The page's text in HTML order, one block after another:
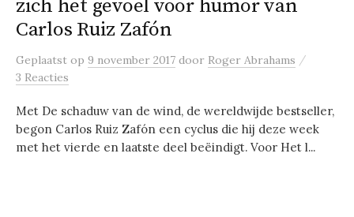
zich het gevoel voor humor van
Carlos Ruiz Zafón
Geplaatst op 9 november 2017 door Roger Abrahams /
3 Reacties
Met De schaduw van de wind, de wereldwijde bestseller,
begon Carlos Ruiz Zafón een cyclus die hij deze week
met het vierde en laatste deel beëindigt. Voor Het l...